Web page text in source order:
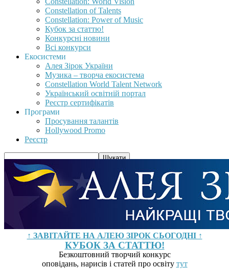
Constellation of Talents
Constellation: Power of Music
Кубок за статтю!
Конкурсні новини
Всі конкурси
Екосистеми
Алея Зірок України
Музика – творча екосистема
Constellation World Talent Network
Український освітній портал
Реєстр сертифікатів
Програми
Просування талантів
Hollywood Promo
Реєстр
↑ ЗАВІТАЙТЕ НА АЛЕЮ ЗІРОК СЬОГОДНІ ↑
КУБОК ЗА СТАТТЮ!
Безкоштовний творчий конкурс
оповідань, нарисів і статей про освіту тут